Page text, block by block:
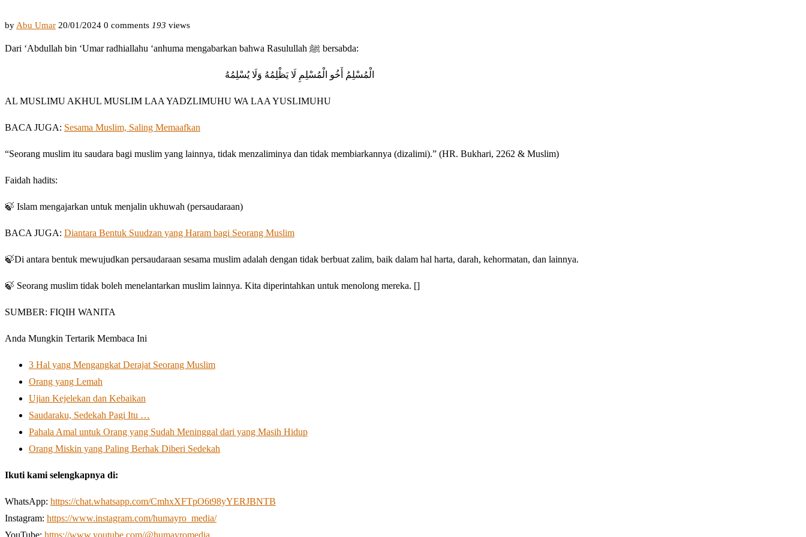
by Abu Umar 20/01/2024 0 comments 193 views
Dari ‘Abdullah bin ‘Umar radhiallahu ‘anhuma mengabarkan bahwa Rasulullah ﷺ bersabda:
الْمُسْلِمُ أَخُو الْمُسْلِمِ لَا يَظْلِمُهُ وَلَا يُسْلِمُهُ
AL MUSLIMU AKHUL MUSLIM LAA YADZLIMUHU WA LAA YUSLIMUHU
BACA JUGA: Sesama Muslim, Saling Memaafkan
“Seorang muslim itu saudara bagi muslim yang lainnya, tidak menzaliminya dan tidak membiarkannya (dizalimi).” (HR. Bukhari, 2262 & Muslim)
Faidah hadits:
🍃 Islam mengajarkan untuk menjalin ukhuwah (persaudaraan)
BACA JUGA: Diantara Bentuk Suudzan yang Haram bagi Seorang Muslim
🍃Di antara bentuk mewujudkan persaudaraan sesama muslim adalah dengan tidak berbuat zalim, baik dalam hal harta, darah, kehormatan, dan lainnya.
🍃 Seorang muslim tidak boleh menelantarkan muslim lainnya. Kita diperintahkan untuk menolong mereka. []
SUMBER: FIQIH WANITA
Anda Mungkin Tertarik Membaca Ini
3 Hal yang Mengangkat Derajat Seorang Muslim
Orang yang Lemah
Ujian Kejelekan dan Kebaikan
Saudaraku, Sedekah Pagi Itu …
Pahala Amal untuk Orang yang Sudah Meninggal dari yang Masih Hidup
Orang Miskin yang Paling Berhak Diberi Sedekah
Ikuti kami selengkapnya di:
WhatsApp: https://chat.whatsapp.com/CmhxXFTpO6t98yYERJBNTB
Instagram: https://www.instagram.com/humayro_media/
YouTube: https://www.youtube.com/@humayromedia